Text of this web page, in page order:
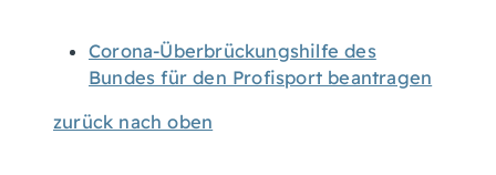
Corona-Überbrückungshilfe des
Bundes für den Profisport beantragen
zurück nach oben